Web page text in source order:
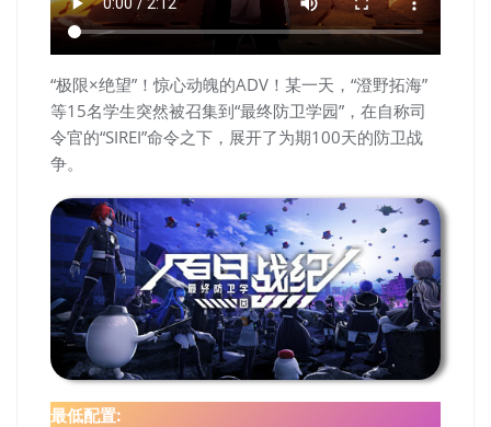
“极限×绝望”！惊心动魄的ADV！某一天，“澄野拓海”
等15名学生突然被召集到“最终防卫学园”，在自称司
令官的“SIREI”命令之下，展开了为期100天的防卫战
争。
最低配置: